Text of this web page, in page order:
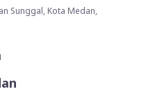
Sunggal, Kota Medan,